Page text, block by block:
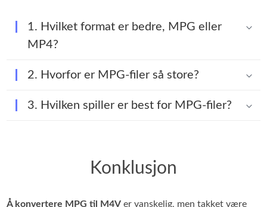
1. Hvilket format er bedre, MPG eller
MP4?
2. Hvorfor er MPG-filer så store?
3. Hvilken spiller er best for MPG-filer?
Konklusjon
Å konvertere MPG til M4V er vanskelig, men takket være